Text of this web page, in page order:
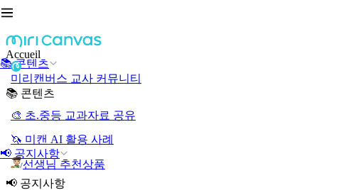
📚 콘텐츠
📢 공지사항
Accueil
미리캔버스 교사 커뮤니티
📚 콘텐츠
🎨 초.중등 교과자료 공유
🦄 미캔 AI 활용 사례
선생님 추천상품
📢 공지사항